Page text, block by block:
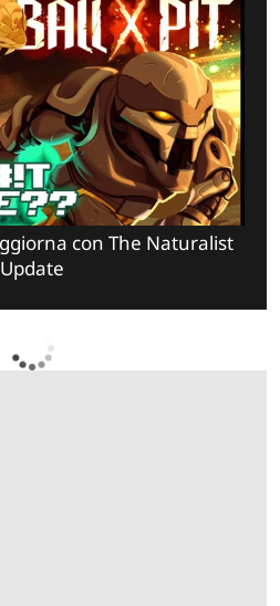
con The Naturalist
Update